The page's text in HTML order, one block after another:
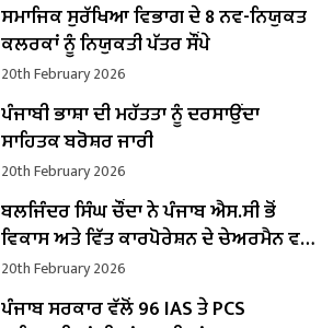
ਸਮਾਜਿਕ ਸੁਰੱਖਿਆ ਵਿਭਾਗ ਦੇ 8 ਨਵ-ਨਿਯੁਕਤ
ਕਲਰਕਾਂ ਨੂੰ ਨਿਯੁਕਤੀ ਪੱਤਰ ਸੌਂਪੇ
20th February 2026
ਪੰਜਾਬੀ ਭਾਸ਼ਾ ਦੀ ਮਹੱਤਤਾ ਨੂੰ ਦਰਸਾਉਂਦਾ
ਸਾਹਿਤਕ ਬਰੋਸ਼ਰ ਜਾਰੀ
20th February 2026
ਬਲਜਿੰਦਰ ਸਿੰਘ ਚੌਂਦਾ ਨੇ ਪੰਜਾਬ ਐਸ.ਸੀ ਭੋਂ
ਵਿਕਾਸ ਅਤੇ ਵਿੱਤ ਕਾਰਪੋਰੇਸ਼ਨ ਦੇ ਚੇਅਰਮੈਨ ਵਜੋਂ
ਸੰਭਾਲਿਆ ਕਾਰਜਭਾਰ
20th February 2026
ਪੰਜਾਬ ਸਰਕਾਰ ਵੱਲੋਂ 96 IAS ਤੇ PCS